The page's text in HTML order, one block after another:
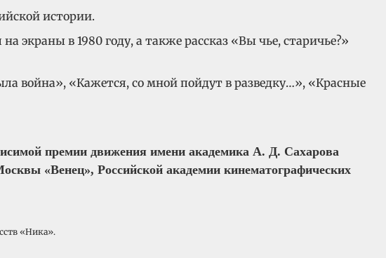
истории.
в 1980 году, а также рассказ «Вы чье, старичье?»
война», «Кажется, со мной пойдут в разведку…», «Красные
премии движения имени академика А. Д. Сахарова
«Венец», Российской академии кинематографических
«Ника».